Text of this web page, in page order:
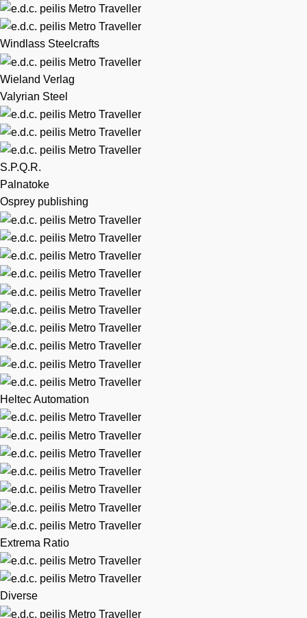
Windlass Steelcrafts
Wieland Verlag
Valyrian Steel
S.P.Q.R.
Palnatoke
Osprey publishing
Heltec Automation
Extrema Ratio
Diverse